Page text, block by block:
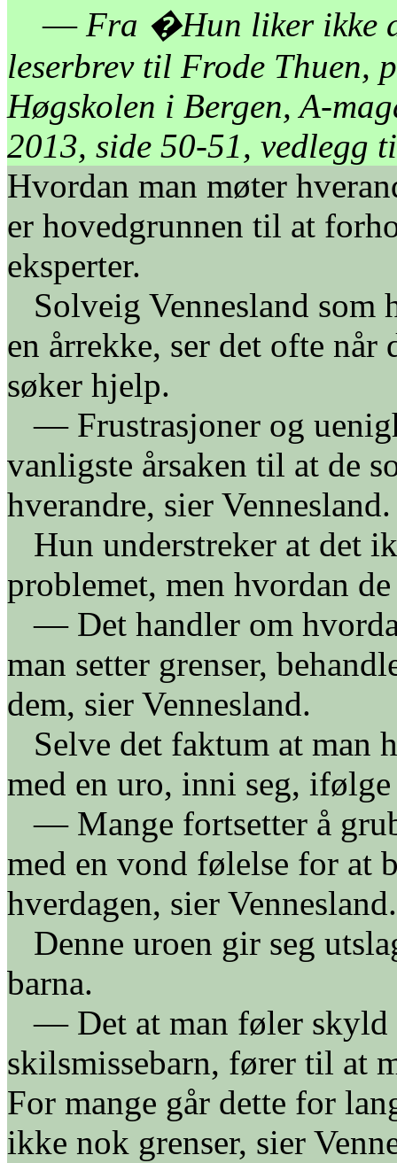
— Fra �Hun liker ikke
leserbrev til Frode Thuen,
Høgskolen i Bergen, A-
2013, side 50-51, vedlegg
Hvordan man møter
er hovedgrunnen til at
eksperter.
Solveig Vennesland som
en årrekke, ser det ofte når
søker hjelp.
— Frustrasjoner og
vanligste årsaken til at de
hverandre, sier Vennesland.
Hun understreker at det
problemet, men hvordan
— Det handler om
man setter grenser,
dem, sier Vennesland.
Selve det faktum at man
med en uro, inni seg,
— Mange fortsetter å
med en vond følelse for at
hverdagen, sier Vennesland.
Denne uroen gir seg
barna.
— Det at man føler skyld
skilsmissebarn, fører til at
For mange går dette for
ikke nok grenser, sier